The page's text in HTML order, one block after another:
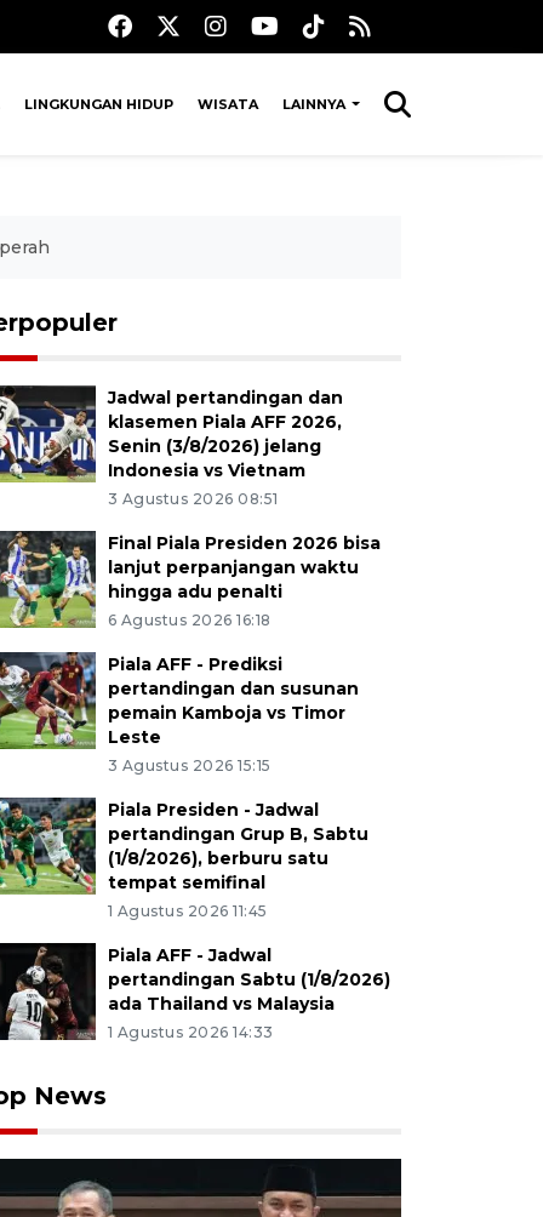
LINGKUNGAN HIDUP WISATA LAINNYA
Jadwal pertandingan dan
klasemen Piala AFF 2026,
Senin (3/8/2026) jelang
Indonesia vs Vietnam
3 Agustus 2026 08:51
Final Piala Presiden 2026 bisa
lanjut perpanjangan waktu
hingga adu penalti
6 Agustus 2026 16:18
Piala AFF - Prediksi
pertandingan dan susunan
pemain Kamboja vs Timor
Leste
3 Agustus 2026 15:15
Piala Presiden - Jadwal
pertandingan Grup B, Sabtu
(1/8/2026), berburu satu
tempat semifinal
1 Agustus 2026 11:45
Piala AFF - Jadwal
pertandingan Sabtu (1/8/2026)
ada Thailand vs Malaysia
1 Agustus 2026 14:33
News